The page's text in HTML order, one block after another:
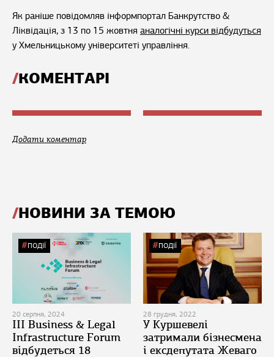
Як раніше повідомляв інформпортал Банкрутство &
Ліквідація, з 13 по 15 жовтня аналогічні курси відбудуться
у Хмельницькому університеті управління.
КОМЕНТАРІ
Додати коментар
НОВИНИ ЗА ТЕМОЮ
ПОДІЇ
20 серпня, 2024
ІІІ Business & Legal
Infrastructure Forum
відбудеться 18
ПОДІЇ
28 грудня, 2022
У Куршевелі
затримали бізнесмена
і ексдепутата Жеваго